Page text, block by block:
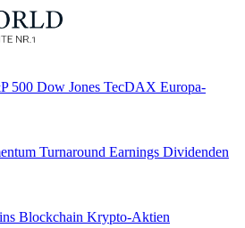
500 Dow Jones TecDAX Europa-
Turnaround Earnings Dividenden
Blockchain Krypto-Aktien